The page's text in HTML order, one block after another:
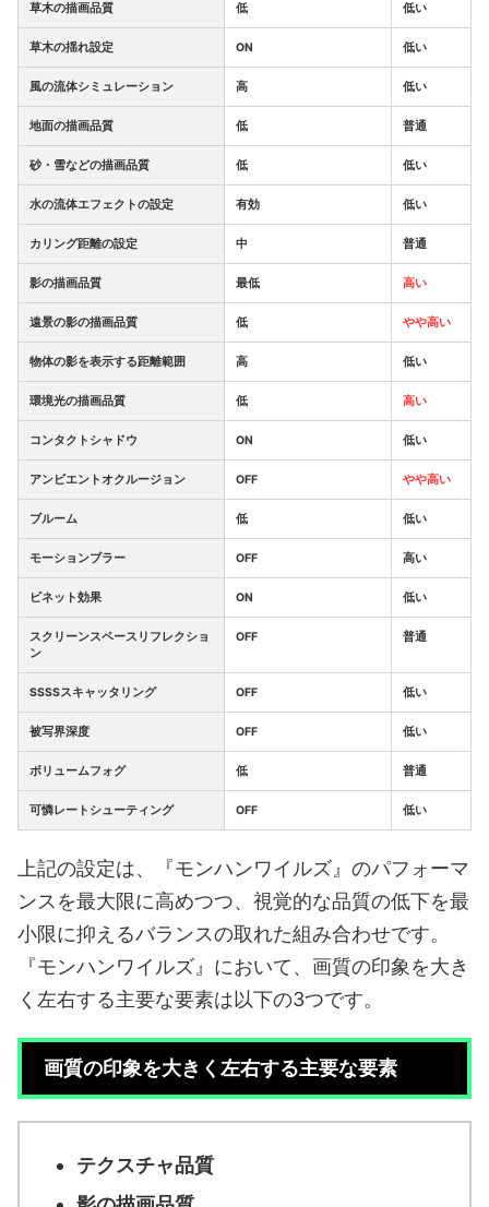
草木の描画品質 低 低い
草木の揺れ設定 ON 低い
風の流体シミュレーション 高 低い
地面の描画品質 低 普通
砂・雪などの描画品質 低 低い
水の流体エフェクトの設定 有効 低い
カリング距離の設定 中 普通
影の描画品質 最低 高い
遠景の影の描画品質 低 やや高い
物体の影を表示する距離範囲 高 低い
環境光の描画品質 低 高い
コンタクトシャドウ ON 低い
アンビエントオクルージョン OFF やや高い
ブルーム 低 低い
モーションブラー OFF 高い
ビネット効果 ON 低い
スクリーンスペースリフレクショ
ン
OFF 普通
SSSSスキャッタリング OFF 低い
被写界深度 OFF 低い
ボリュームフォグ 低 普通
可憐レートシューティング OFF 低い
上記の設定は、『モンハンワイルズ』のパフォーマ
ンスを最大限に高めつつ、視覚的な品質の低下を最
小限に抑えるバランスの取れた組み合わせです。
『モンハンワイルズ』において、画質の印象を大き
く左右する主要な要素は以下の3つです。
画質の印象を大きく左右する主要な要素
テクスチャ品質